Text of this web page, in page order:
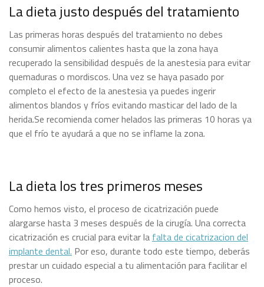
La dieta justo después del tratamiento
Las primeras horas después del tratamiento no debes
consumir alimentos calientes hasta que la zona haya
recuperado la sensibilidad después de la anestesia para evitar
quemaduras o mordiscos. Una vez se haya pasado por
completo el efecto de la anestesia ya puedes ingerir
alimentos blandos y fríos evitando masticar del lado de la
herida.Se recomienda comer helados las primeras 10 horas ya
que el frío te ayudará a que no se inflame la zona.
La dieta los tres primeros meses
Como hemos visto, el proceso de cicatrización puede
alargarse hasta 3 meses después de la cirugía. Una correcta
cicatrización es crucial para evitar la falta de cicatrizacion del
implante dental. Por eso, durante todo este tiempo, deberás
prestar un cuidado especial a tu alimentación para facilitar el
proceso.